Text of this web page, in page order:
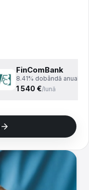
FinComBank
8.41% dobândă anuală
1 540 €/lună